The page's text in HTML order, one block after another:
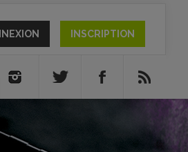
INSCRIPTION